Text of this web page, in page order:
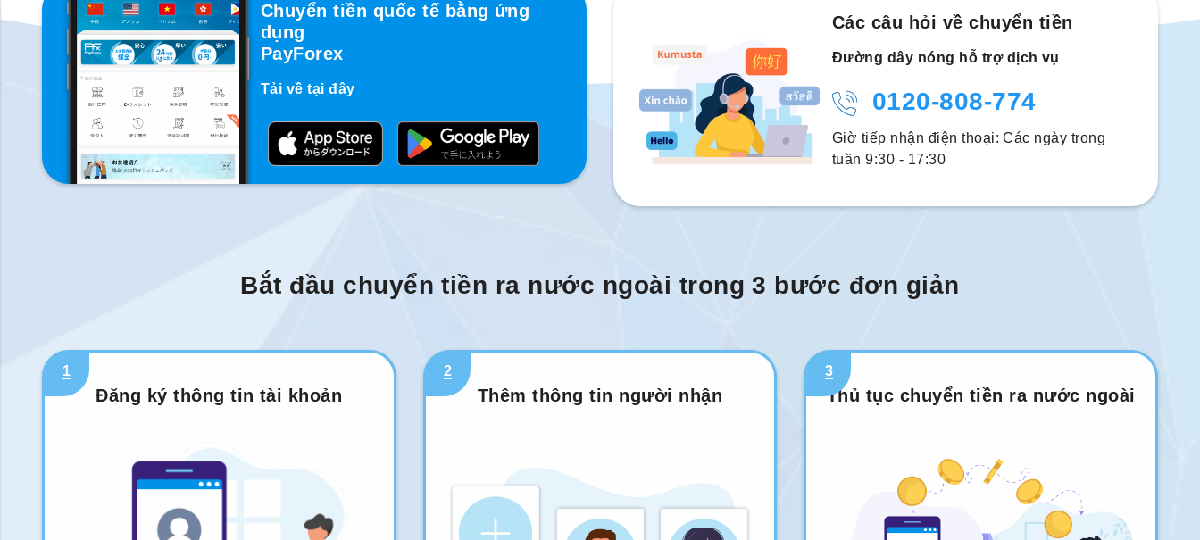
Chuyển tiền quốc tế bằng ứng
dụng
PayForex
Tải về tại đây
Các câu hỏi về chuyển tiền
Đường dây nóng hỗ trợ dịch vụ
0120-808-774
Giờ tiếp nhận điện thoại: Các ngày trong
tuần 9:30 - 17:30
Bắt đầu chuyển tiền ra nước ngoài trong 3 bước đơn giản
1
Đăng ký thông tin tài khoản
2
Thêm thông tin người nhận
3
Thủ tục chuyển tiền ra nước ngoài